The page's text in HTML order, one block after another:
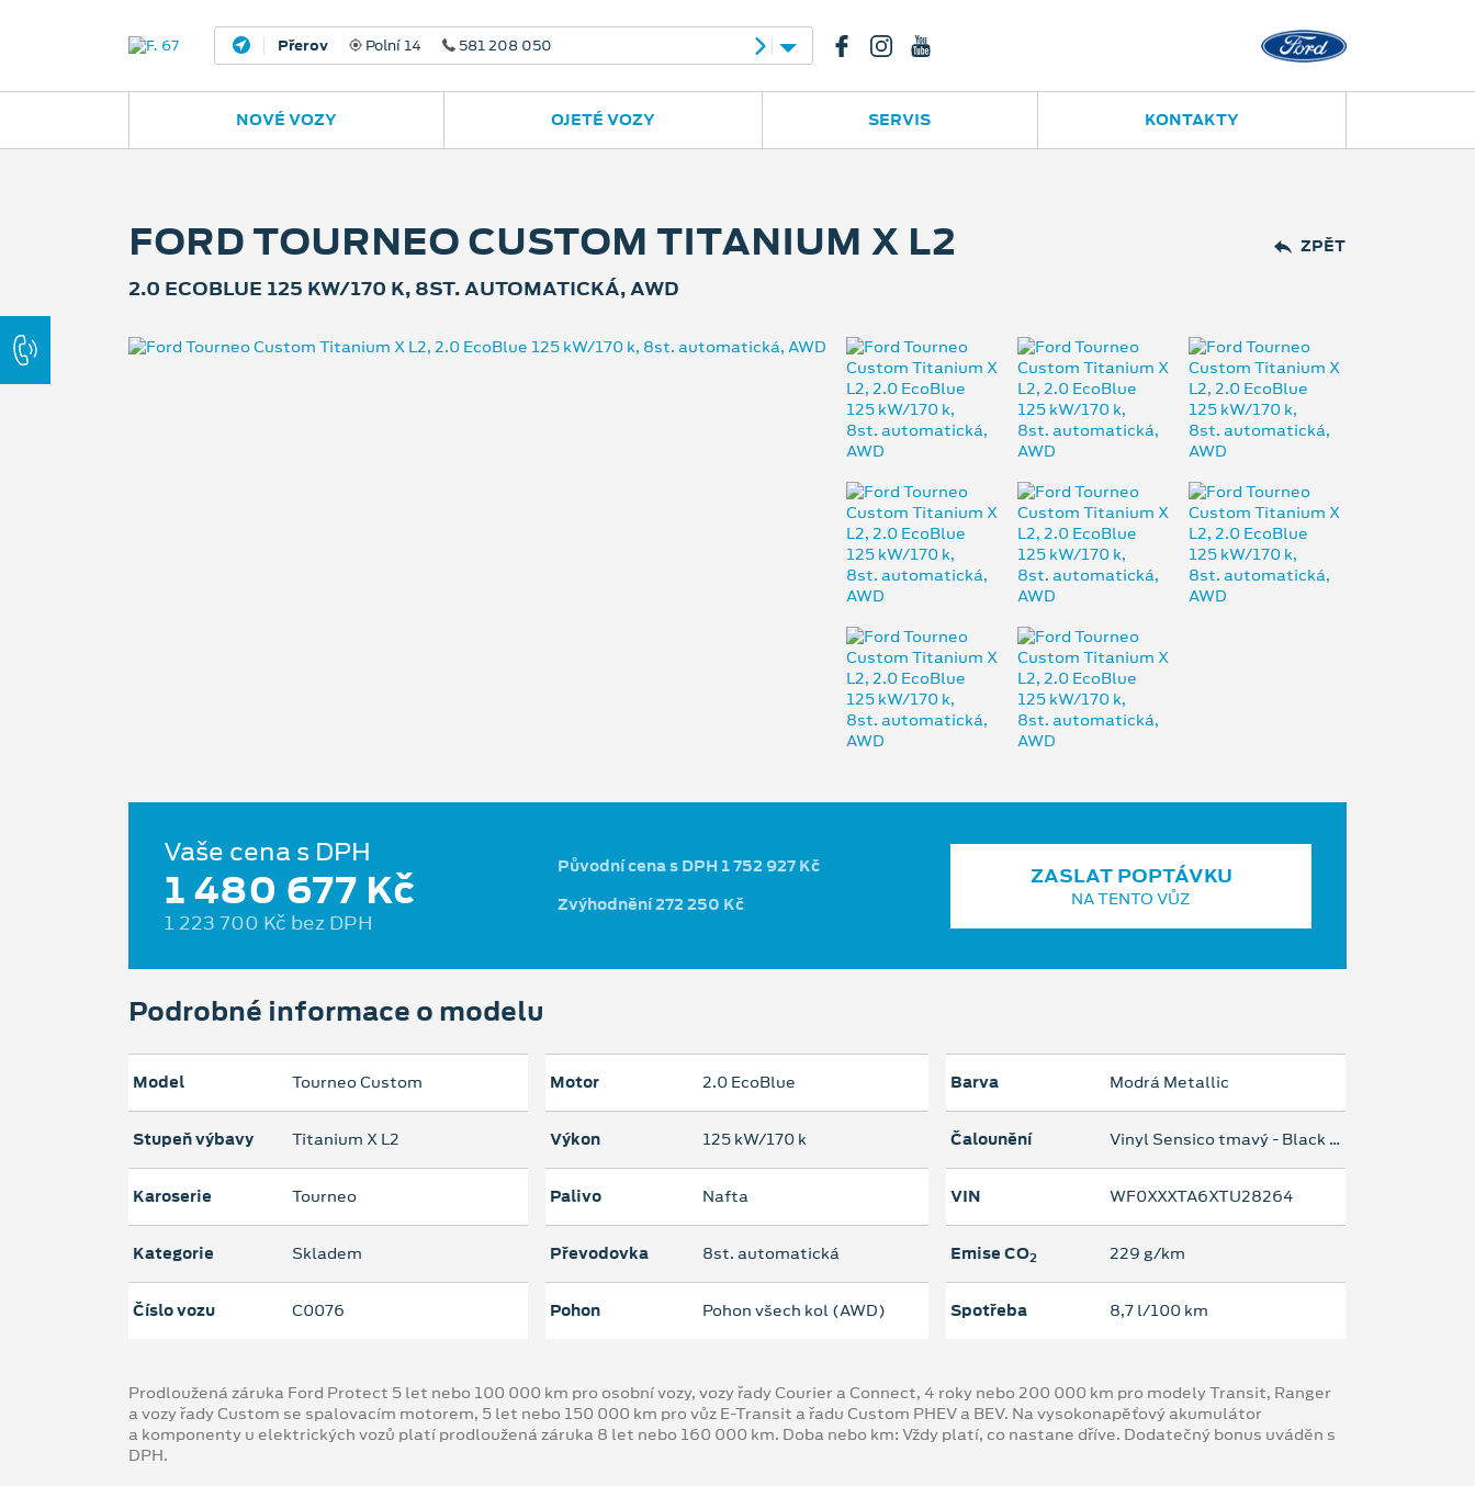
Nový Jičín Jugoslávská 23 556 702 395 Polní 14
NOVÉ VOZY OJETÉ VOZY SERVIS KONTAKTY
ZPĚT
FORD TOURNEO CUSTOM TITANIUM X L2
2.0 ECOBLUE 125 KW/170 K, 8ST. AUTOMATICKÁ, AWD
Vaše cena s DPH
1 480 677 Kč
1 223 700 Kč bez DPH
Původní cena s DPH 1 752 927 Kč
Zvýhodnění 272 250 Kč
ZASLAT POPTÁVKU
NA TENTO VŮZ
Podrobné informace o modelu
Model Tourneo Custom
Stupeň výbavy Titanium X L2
Karoserie Tourneo
Kategorie Skladem
Číslo vozu C0076
Motor 2.0 EcoBlue
Výkon 125 kW/170 k
Palivo Nafta
Převodovka 8st. automatická
Pohon Pohon všech kol (AWD)
Barva Modrá Metallic
Čalounění Vinyl Sensico tmavý - Black Onyx
VIN WF0XXXTA6XTU28264
Emise CO2 229 g/km
Spotřeba 8,7 l/100 km
Prodloužená záruka Ford Protect 5 let nebo 100 000 km pro osobní vozy, vozy řady Courier a Connect, 4 roky nebo 200 000 km pro modely Transit, Ranger
a vozy řady Custom se spalovacím motorem, 5 let nebo 150 000 km pro vůz E-Transit a řadu Custom PHEV a BEV. Na vysokonapěťový akumulátor
a komponenty u elektrických vozů platí prodloužená záruka 8 let nebo 160 000 km. Doba nebo km: Vždy platí, co nastane dříve. Dodatečný bonus uváděn s
DPH.